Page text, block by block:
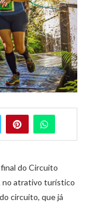
do Circuito
no atrativo turístico
circuito, que já